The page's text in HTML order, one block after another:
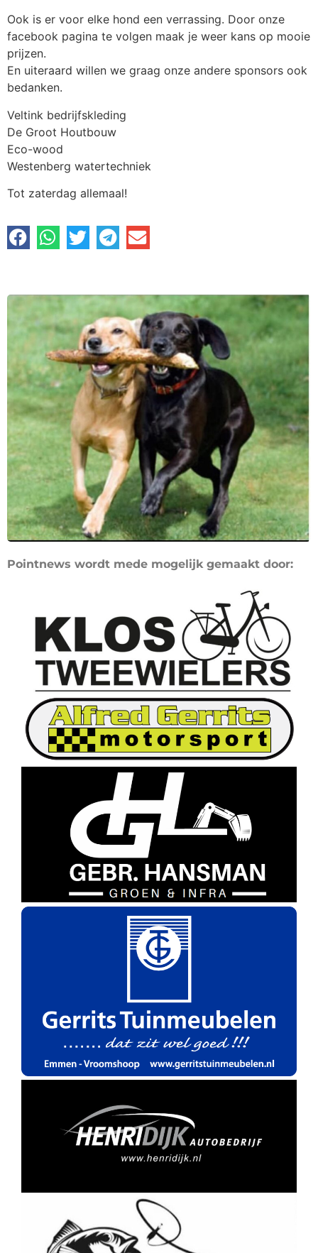
Ook is er voor elke hond een verrassing. Door onze
facebook pagina te volgen maak je weer kans op mooie
prijzen.
En uiteraard willen we graag onze andere sponsors ook
bedanken.
Veltink bedrijfskleding
De Groot Houtbouw
Eco-wood
Westenberg watertechniek
Tot zaterdag allemaal!
Pointnews wordt mede mogelijk gemaakt door: